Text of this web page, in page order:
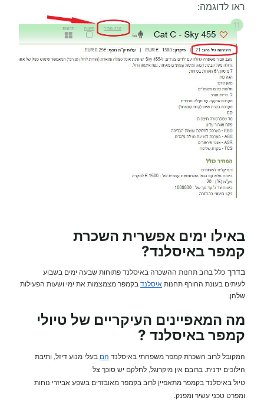
ראו לדוגמה:
באילו ימים אפשרית השכרת
קמפר באיסלנד?
בדרך כלל ברוב תחנות ההשכרה באיסלנד פתוחות שבעה ימים בשבוע
לעיתים בעונת החורף תחנות איסלנד בקמפר מצמצמות את ימי ושעות הפעילות
שלהן.
מה המאפיינים העיקריים של טיולי
קמפר באיסלנד ?
המקובל לרוב השכרת קמפר משפחתי באיסלנד הם בעלי מנוע דיזל, ותיבת
הילוכים ידנית. ברובם אין מיקרוגל, לחלקם יש סוכך צל
טיול באיסלנד בקמפר מתאפיין לרוב בקמפר מאובזרים בשפע אביזרי נוחות
ומפרט טכני עשיר ומפנק.